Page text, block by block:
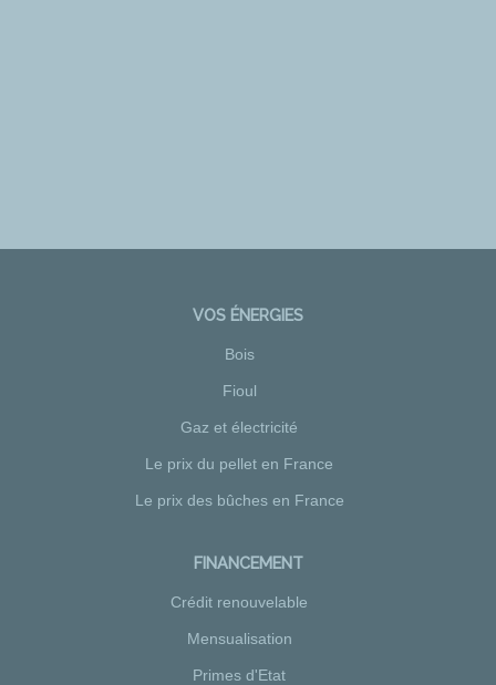
VOS ÉNERGIES
Bois
Fioul
Gaz et électricité
Le prix du pellet en France
Le prix des bûches en France
FINANCEMENT
Crédit renouvelable
Mensualisation
Primes d'Etat